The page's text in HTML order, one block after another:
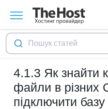
Пошук статей
4.1.3 Як знайти
файли в різних
підключити